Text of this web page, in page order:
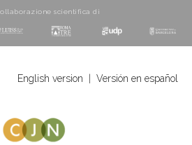
scientifica di
English version Versión en español